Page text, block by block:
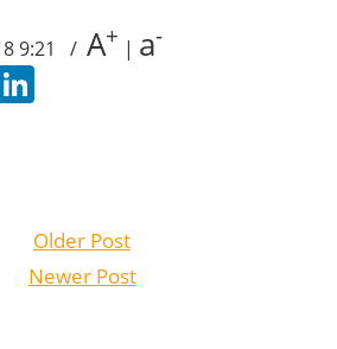
9:21 / A+ | a-
Older Post
Newer Post